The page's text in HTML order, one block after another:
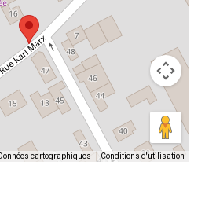
Données cartographiques Conditions d'utilisation